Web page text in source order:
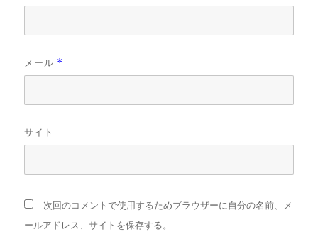
メール *
サイト
次回のコメントで使用するためブラウザーに自分の名前、メ
ールアドレス、サイトを保存する。